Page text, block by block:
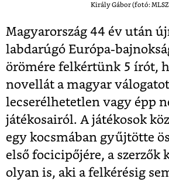
Király Gábor (fotó:
Magyarország 44 év után
labdarúgó Európa-
örömére felkértünk 5 írót,
novellát a magyar
lecserélhetetlen vagy épp
játékosairól. A játékosok
egy kocsmában gyűjtötte
első focicipőjére, a szerzők
olyan is, aki a felkérésig